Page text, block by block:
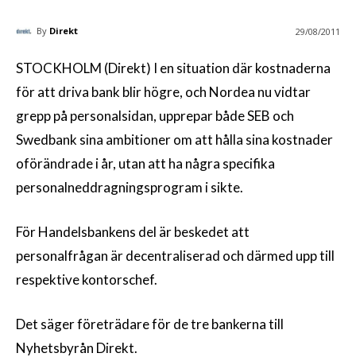
By Direkt 29/08/2011
STOCKHOLM (Direkt) I en situation där kostnaderna
för att driva bank blir högre, och Nordea nu vidtar
grepp på personalsidan, upprepar både SEB och
Swedbank sina ambitioner om att hålla sina kostnader
oförändrade i år, utan att ha några specifika
personalneddragningsprogram i sikte.
För Handelsbankens del är beskedet att
personalfrågan är decentraliserad och därmed upp till
respektive kontorschef.
Det säger företrädare för de tre bankerna till
Nyhetsbyrån Direkt.